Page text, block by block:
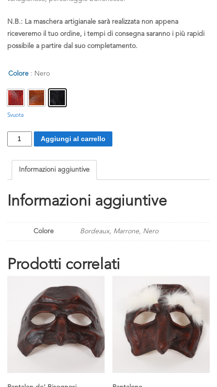
N.B.: La maschera artigianale sarà realizzata non appena
riceveremo il tuo ordine, i tempi di consegna saranno i più rapidi
possibile a partire dal suo completamento.
Colore : Nero
Svuota
Capitano
Matamoros
quantità
Aggiungi al carrello
Informazioni aggiuntive
Informazioni aggiuntive
Colore Bordeaux, Marrone, Nero
Prodotti correlati